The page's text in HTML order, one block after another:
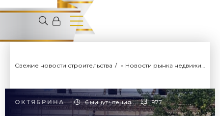
Свежие новости строительства » Новости рынка недвижимости
ОКТЯБРИНА 6 минут чтения 977